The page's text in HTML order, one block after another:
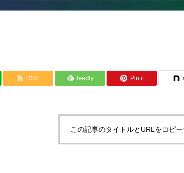
RSS feedly Pin it
この記事のタイトルとURLをコピ